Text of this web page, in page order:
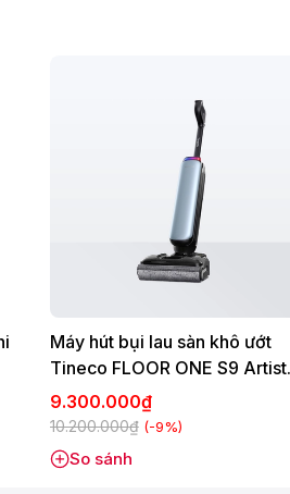
Máy hút bụi lau sàn khô ướt
Tineco FLOOR ONE S9 Artist
Prime
9.300.000₫
10.200.000₫ (-9%)
So sánh